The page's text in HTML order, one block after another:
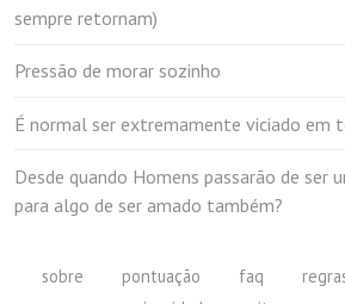
sempre retornam)
Pressão de morar sozinho
É normal ser extremamente viciado em
Desde quando Homens passarão de ser
para algo de ser amado também?
sobre pontuação faq